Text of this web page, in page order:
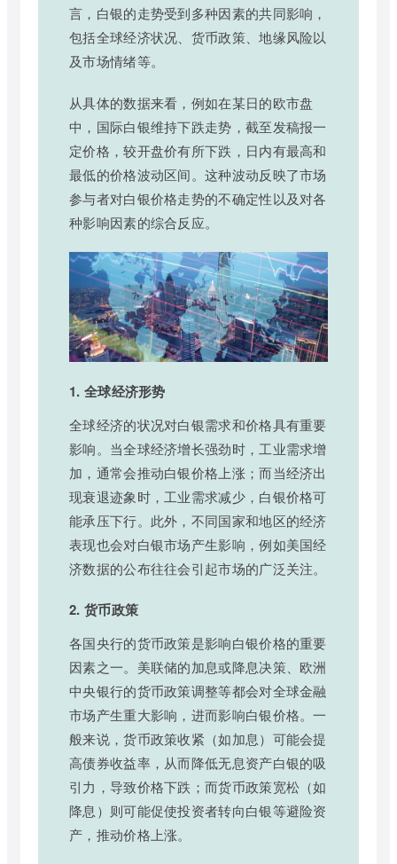
言，白银的走势受到多种因素的共同影响，
包括全球经济状况、货币政策、地缘风险以
及市场情绪等。
从具体的数据来看，例如在某日的欧市盘
中，国际白银维持下跌走势，截至发稿报一
定价格，较开盘价有所下跌，日内有最高和
最低的价格波动区间。这种波动反映了市场
参与者对白银价格走势的不确定性以及对各
种影响因素的综合反应。
1. 全球经济形势
全球经济的状况对白银需求和价格具有重要
影响。当全球经济增长强劲时，工业需求增
加，通常会推动白银价格上涨；而当经济出
现衰退迹象时，工业需求减少，白银价格可
能承压下行。此外，不同国家和地区的经济
表现也会对白银市场产生影响，例如美国经
济数据的公布往往会引起市场的广泛关注。
2. 货币政策
各国央行的货币政策是影响白银价格的重要
因素之一。美联储的加息或降息决策、欧洲
中央银行的货币政策调整等都会对全球金融
市场产生重大影响，进而影响白银价格。一
般来说，货币政策收紧（如加息）可能会提
高债券收益率，从而降低无息资产白银的吸
引力，导致价格下跌；而货币政策宽松（如
降息）则可能促使投资者转向白银等避险资
产，推动价格上涨。